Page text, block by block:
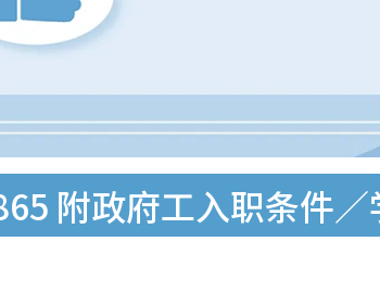
附政府工入职条件